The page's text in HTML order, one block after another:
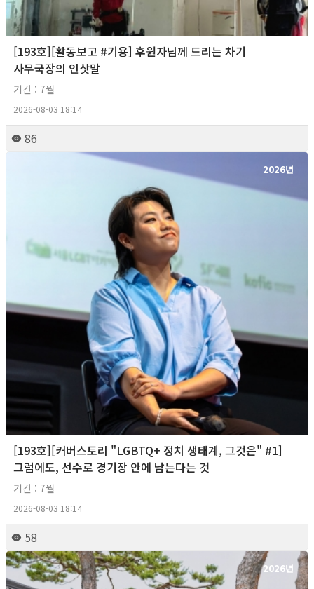
[193호][활동보고 #기용] 후원자님께 드리는 차기
사무국장의 인삿말
기간 : 7월
2026-08-03 18:14
86
2026년
[193호][커버스토리 "LGBTQ+ 정치 생태계, 그것은" #1]
그럼에도, 선수로 경기장 안에 남는다는 것
기간 : 7월
2026-08-03 18:14
58
2026년